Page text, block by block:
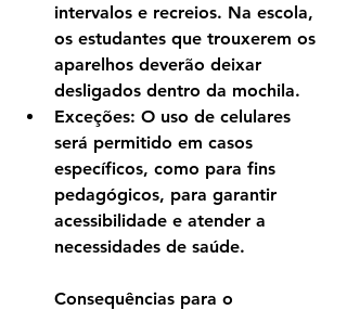
intervalos e recreios. Na escola,
os estudantes que trouxerem os
aparelhos deverão deixar
desligados dentro da mochila.
Exceções: O uso de celulares
será permitido em casos
específicos, como para fins
pedagógicos, para garantir
acessibilidade e atender a
necessidades de saúde.
Consequências para o